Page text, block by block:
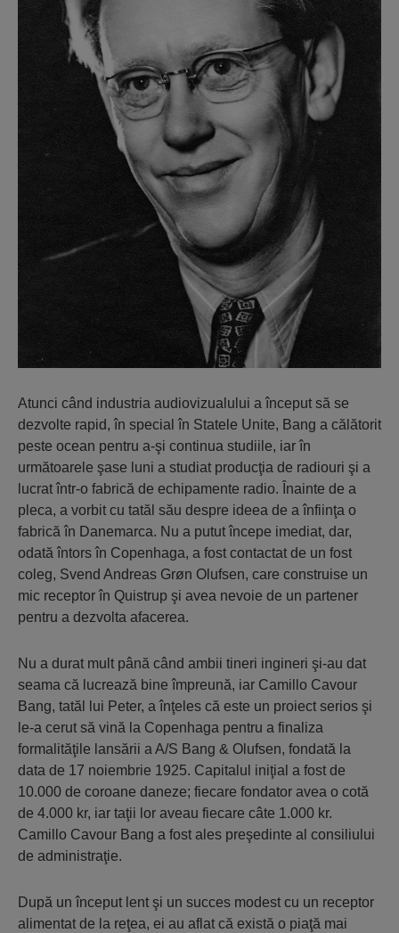
Atunci când industria audiovizualului a început să se
dezvolte rapid, în special în Statele Unite, Bang a călătorit
peste ocean pentru a-şi continua studiile, iar în
următoarele şase luni a studiat producţia de radiouri şi a
lucrat într-o fabrică de echipamente radio. Înainte de a
pleca, a vorbit cu tatăl său despre ideea de a înfiinţa o
fabrică în Danemarca. Nu a putut începe imediat, dar,
odată întors în Copenhaga, a fost contactat de un fost
coleg, Svend Andreas Grøn Olufsen, care construise un
mic receptor în Quistrup şi avea nevoie de un partener
pentru a dezvolta afacerea.
Nu a durat mult până când ambii tineri ingineri şi-au dat
seama că lucrează bine împreună, iar Camillo Cavour
Bang, tatăl lui Peter, a înţeles că este un proiect serios şi
le-a cerut să vină la Copenhaga pentru a finaliza
formalităţile lansării a A/S Bang & Olufsen, fondată la
data de 17 noiembrie 1925. Capitalul iniţial a fost de
10.000 de coroane daneze; fiecare fondator avea o cotă
de 4.000 kr, iar taţii lor aveau fiecare câte 1.000 kr.
Camillo Cavour Bang a fost ales preşedinte al consiliului
de administraţie.
După un început lent şi un succes modest cu un receptor
alimentat de la reţea, ei au aflat că există o piaţă mai